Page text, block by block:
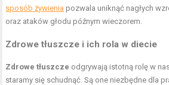
sposób żywienia pozwala uniknąć nagłych
oraz ataków głodu późnym wieczorem.
Zdrowe tłuszcze i ich rola w diecie
Zdrowe tłuszcze odgrywają istotną rolę w
staramy się schudnąć. Są one niezbędne dla